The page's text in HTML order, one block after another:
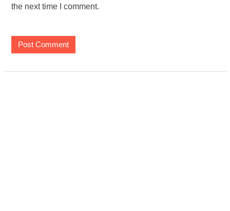
the next time I comment.